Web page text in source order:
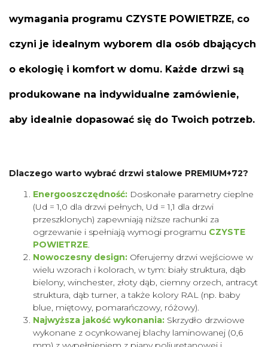
wymagania programu CZYSTE POWIETRZE, co
czyni je idealnym wyborem dla osób dbających
o ekologię i komfort w domu. Każde drzwi są
produkowane na indywidualne zamówienie,
aby idealnie dopasować się do Twoich potrzeb.
Dlaczego warto wybrać drzwi stalowe PREMIUM+72?
Energooszczędność: Doskonałe parametry cieplne
(Ud = 1,0 dla drzwi pełnych, Ud = 1,1 dla drzwi
przeszklonych) zapewniają niższe rachunki za
ogrzewanie i spełniają wymogi programu CZYSTE
POWIETRZE.
Nowoczesny design: Oferujemy drzwi wejściowe w
wielu wzorach i kolorach, w tym: biały struktura, dąb
bielony, winchester, złoty dąb, ciemny orzech, antracyt
struktura, dąb turner, a także kolory RAL (np. baby
blue, miętowy, pomarańczowy, różowy).
Najwyższa jakość wykonania: Skrzydło drzwiowe
wykonane z ocynkowanej blachy laminowanej (0,6